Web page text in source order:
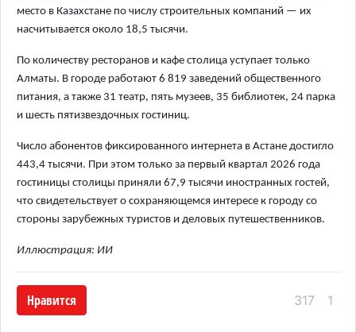
место в Казахстане по числу строительных компаний — их
насчитывается около 18,5 тысячи.
По количеству ресторанов и кафе столица уступает только
Алматы. В городе работают 6 819 заведений общественного
питания, а также 31 театр, пять музеев, 35 библиотек, 24 парка
и шесть пятизвездочных гостиниц.
Число абонентов фиксированного интернета в Астане достигло
443,4 тысячи. При этом только за первый квартал 2026 года
гостиницы столицы приняли 67,9 тысячи иностранных гостей,
что свидетельствует о сохраняющемся интересе к городу со
стороны зарубежных туристов и деловых путешественников.
Иллюстрация: ИИ
Нравится 317 1